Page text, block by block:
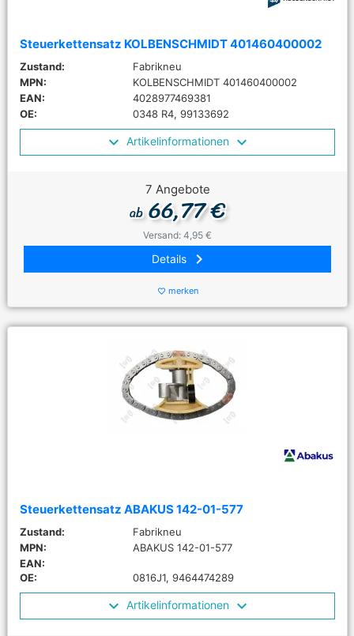
Steuerkettensatz KOLBENSCHMIDT 401460400002
Zustand:
Fabrikneu
MPN:
KOLBENSCHMIDT 401460400002
EAN:
4028977469381
OE:
0348 R4, 99133692
Artikelinformationen
7 Angebote
ab66,77 €
Versand: 4,95 €
Details keyboard_arrow_right
favorite_border merken
Steuerkettensatz ABAKUS 142-01-577
Zustand:
Fabrikneu
MPN:
ABAKUS 142-01-577
EAN:
OE:
0816J1, 9464474289
Artikelinformationen